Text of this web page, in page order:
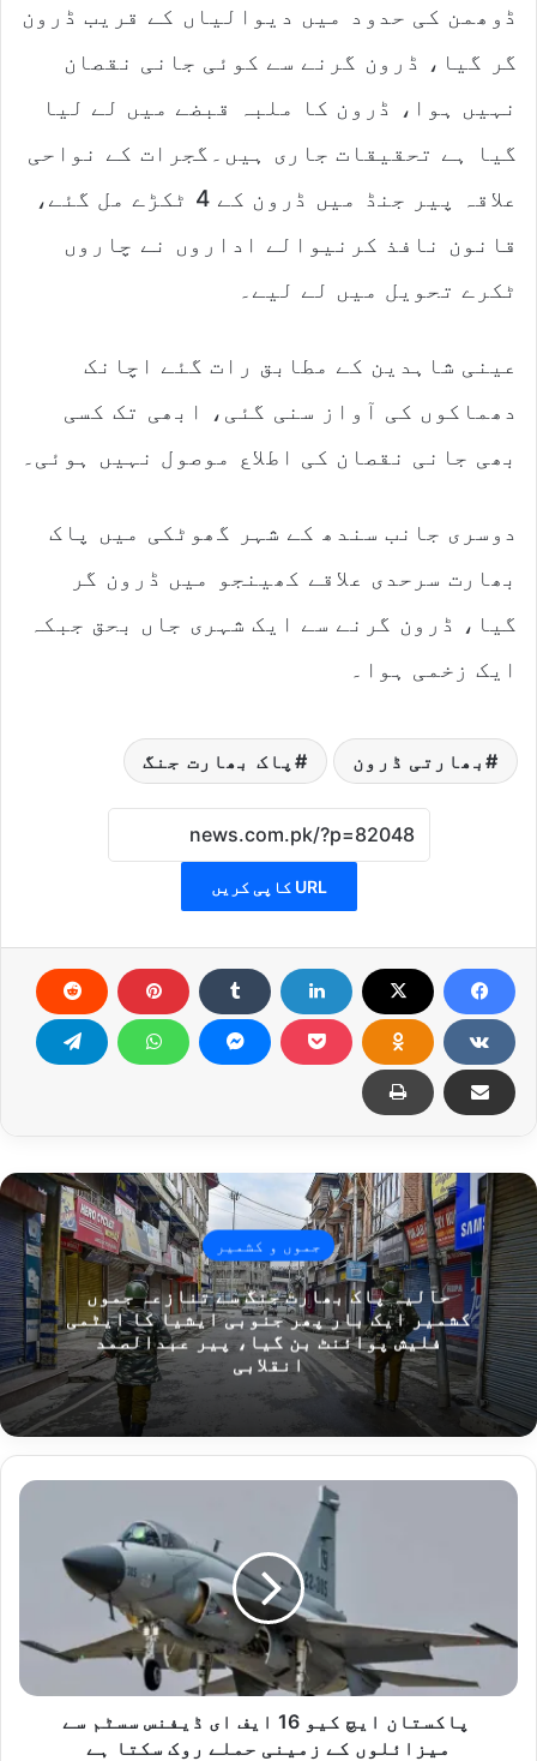
ڈوھمن کی حدود میں دیوالیاں کے قریب ڈرون
گر گیا، ڈرون گرنے سے کوئی جانی نقصان
نہیں ہوا، ڈرون کا ملبہ قبضے میں لے لیا
گیا ہے تحقیقات جاری ہیں۔گجرات کے نواحی
علاقہ پیر جنڈ میں ڈرون کے 4 ٹکڑے مل گئے،
قانون نافذ کرنیوالے اداروں نے چاروں
ٹکرے تحویل میں لے لیے۔
عینی شاہدین کے مطابق رات گئے اچانک
دھماکوں کی آواز سنی گئی، ابھی تک کسی
بھی جانی نقصان کی اطلاع موصول نہیں ہوئی۔
دوسری جانب سندھ کے شہر گھوٹکی میں پاک
بھارت سرحدی علاقے کھینجو میں ڈرون گر
گیا، ڈرون گرنے سے ایک شہری جاں بحق جبکہ
ایک زخمی ہوا۔
بھارتی ڈرون پاک بھارت جنگ
URL کاپی کریں
جموں و کشمیر
حالیہ پاک بھارت جنگ سے تنازعہ جموں
کشمیر ایک بار پھر جنوبی ایشیا کا ایٹمی
فلیش پوائنٹ بن گیا، پیر عبدالصمد
انقلابی
ا
ا
پاکستان ایچ کیو 16 ایف ای ڈیفنس سسٹم سے
میزائلوں کے زمینی حملے روک سکتا ہے